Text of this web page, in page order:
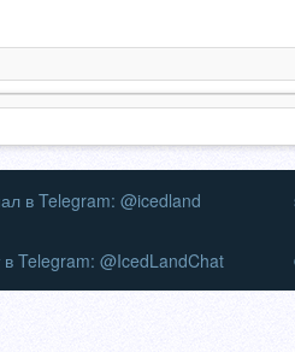
в Telegram: @icedland
в Telegram: @IcedLandChat